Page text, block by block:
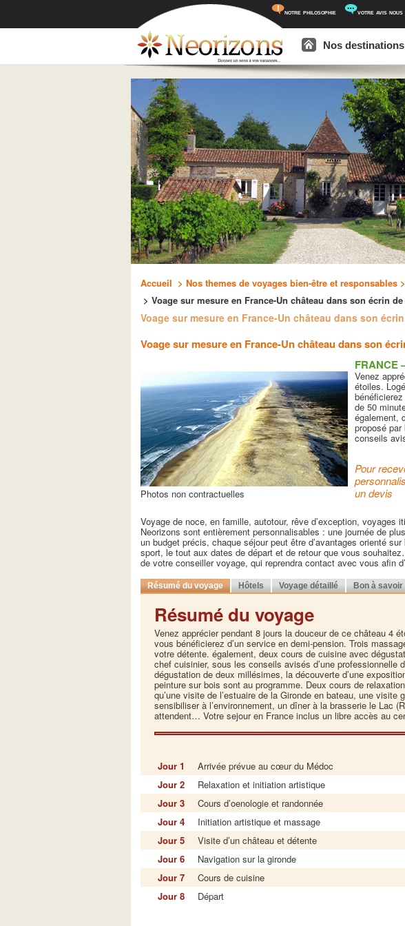
notre philosophie votre avis
Aller au contenu principal
Aller au contenu secondaire
Nos destinations
Accueil > Nos themes de voyages bien-être et responsables
> Voage sur mesure en France-Un château dans son écrin
Voage sur mesure en France-Un château dans son
Voage sur mesure en France-Un château dans son
Photos non contractuelles
FRANCE
Venez
étoiles.
de 50
également,
proposé par
conseils
Pour
un devis
Voyage de noce, en famille, autotour, rêve d’exception, voyages
Neorizons sont entièrement personnalisables : une journée de
un budget précis, chaque séjour peut être d’avantages orienté
sport, le tout aux dates de départ et de retour que vous
de votre conseiller voyage, qui reprendra contact avec vous afin
Résumé du voyage Hôtels Voyage détaillé Bon à savoir
Résumé du voyage
Venez apprécier pendant 8 jours la douceur de ce château 4
vous bénéficierez d’un service en demi-pension. Trois
votre détente. également, deux cours de cuisine avec
chef cuisinier, sous les conseils avisés d’une professionnelle
dégustation de deux millésimes, la découverte d’une
peinture sur bois sont au programme. Deux cours de
qu’une visite de l’estuaire de la Gironde en bateau, une visite
sensibiliser à l’environnement, un dîner à la brasserie le Lac
attendent… Votre sejour en France inclus un libre accès au
Jour 1
Arrivée prévue au cœur du Médoc
Jour 2
Relaxation et initiation artistique
Jour 3
Cours d’oenologie et randonnée
Jour 4
Initiation artistique et massage
Jour 5
Visite d’un château et détente
Jour 6
Navigation sur la gironde
Jour 7
Cours de cuisine
Jour 8
Départ